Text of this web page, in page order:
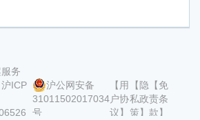
务
ICP
沪公网安备
31011502017034
号
【用
户协
议】
【隐
私政
策】
【免
责条
款】